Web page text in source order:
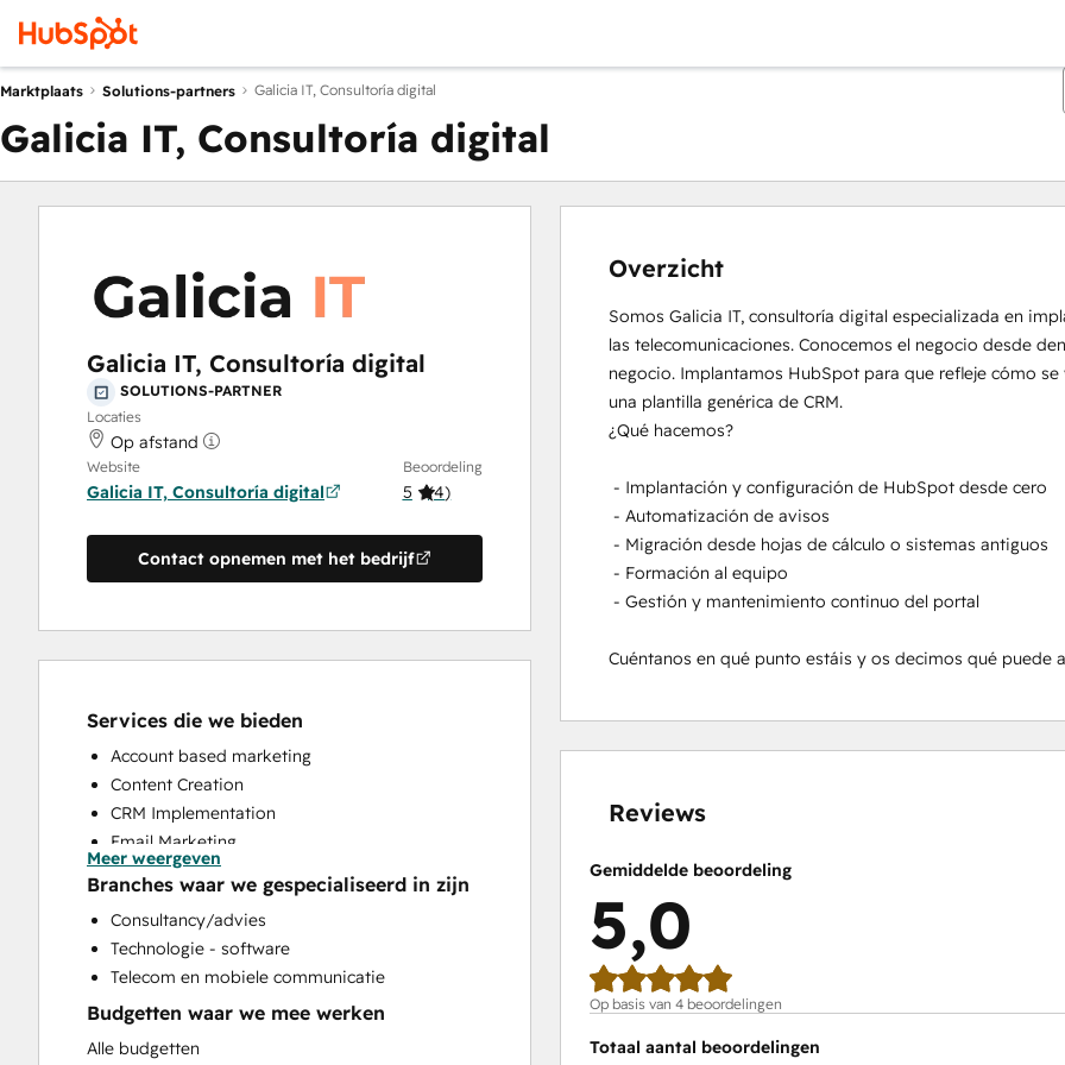
Marktplaats Solutions-partners Galicia IT, Consultoría digital
Galicia IT, Consultoría digital
Galicia IT, Consultoría digital
SOLUTIONS-PARTNER
Locaties
Op afstand
Website
Galicia IT, Consultoría digital
Beoordeling
5 (4)
Contact opnemen met het bedrijf
Services die we bieden
Account based marketing
Content Creation
CRM Implementation
Email Marketing
Full Inbound Marketing Services
HubSpot Onboarding
Sales and Marketing Alignment
Sales Enablement
Search Engine Optimization
Social Media
Website Design
Meer weergeven
Branches waar we gespecialiseerd in zijn
Consultancy/advies
Technologie - software
Telecom en mobiele communicatie
Budgetten waar we mee werken
Alle budgetten
Overzicht
Somos Galicia IT, consultoría digital especializada en
las telecomunicaciones. Conocemos el negocio desde
negocio. Implantamos HubSpot para que refleje cómo
una plantilla genérica de CRM.
¿Qué hacemos?
Cuéntanos en qué punto estáis y os decimos qué puede
Reviews
Gemiddelde beoordeling
5,0
Op basis van 4 beoordelingen
Totaal aantal beoordelingen